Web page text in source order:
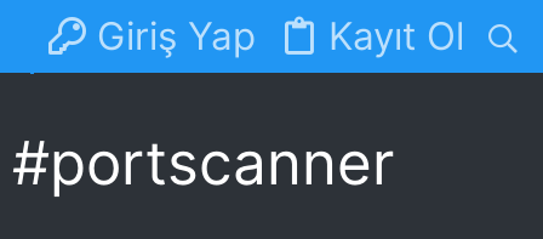
Forumlar Discord
Giriş Yap Kayıt Ol
#portscanner